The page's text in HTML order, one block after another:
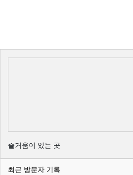
즐거움이 있는 곳
최근 방문자 기록